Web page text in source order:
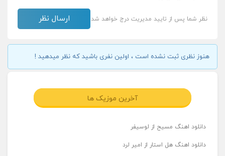
نظر شما پس از تایید مدیریت درج خواهد شد
هنوز نظری ثبت نشده است ، اولین نفری باشید که نظر میدهید !
آخرین موزیک ها
دانلود اهنگ مسیح از لوسیفر
دانلود اهنگ هل استار از امیر لرد